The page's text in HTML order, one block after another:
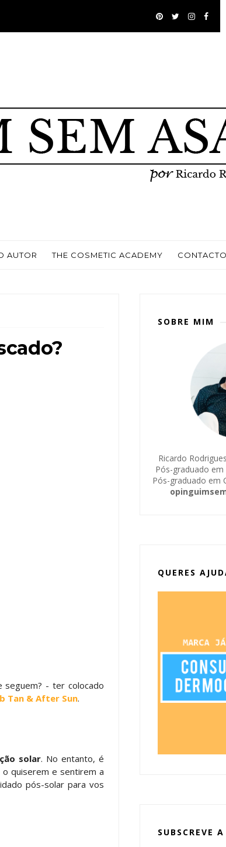
AUTOR THE COSMETIC ACADEMY
seguem? - ter colocado
Tan & After Sun.
solar. No entanto, é
quiserem e sentirem a
pós-solar para vos
SOBRE MIM
Ricardo
Pós-graduado
Pós-graduado em
QUERES
SUBSCREVE